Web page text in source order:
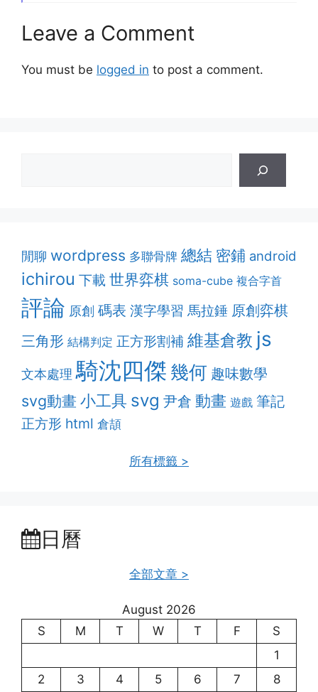
Leave a Comment
You must be logged in to post a comment.
閒聊 wordpress 多聯骨牌 總結 密鋪 android
ichirou 下載 世界弈棋 soma-cube 複合字首
評論 原創 碼表 漢字學習 馬拉錘 原創弈棋
三角形 結構判定 正方形割補 維基倉教 js
文本處理 騎沈四傑 幾何 趣味數學
svg動畫 小工具 svg 尹倉 動畫 遊戲 筆記
正方形 html 倉頡
所有標籤 >
日曆
全部文章 >
August 2026
S
M T W T F
S
1
2
3 4 5 6 7 8